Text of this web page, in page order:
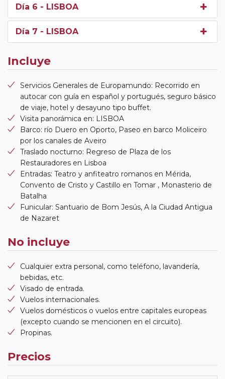
Día 6 - LISBOA
Día 7 - LISBOA
Incluye
Servicios Generales de Europamundo: Recorrido en
autocar con guía en español y portugués, seguro básico
de viaje, hotel y desayuno tipo buffet.
Visita panorámica en: LISBOA
Barco: río Duero en Oporto, Paseo en barco Moliceiro
por los canales de Aveiro
Traslado nocturno: Regreso de Plaza de los
Restauradores en Lisboa
Entradas: Teatro y anfiteatro romanos en Mérida,
Convento de Cristo y Castillo en Tomar , Monasterio de
Batalha
Funicular: Santuario de Bom Jesús, A la Ciudad Antigua
de Nazaret
No incluye
Cualquier extra personal, como teléfono, lavandería,
bebidas, etc.
Visado de entrada.
Vuelos internacionales.
Vuelos domésticos o vuelos entre capitales europeas
(excepto cuando se mencionen en el circuito).
Propinas.
Precios